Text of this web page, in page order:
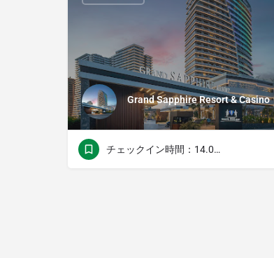
Grand Sapphire Resort & Casino
チェックイン時間：14.00チェックアウト時間：11.00